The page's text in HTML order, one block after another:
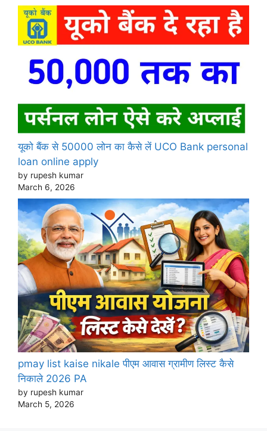
यूको बैंक से 50000 लोन का कैसे लें UCO Bank personal
loan online apply
by rupesh kumar
March 6, 2026
pmay list kaise nikale पीएम आवास ग्रामीण लिस्ट कैसे
निकाले 2026 PA
by rupesh kumar
March 5, 2026